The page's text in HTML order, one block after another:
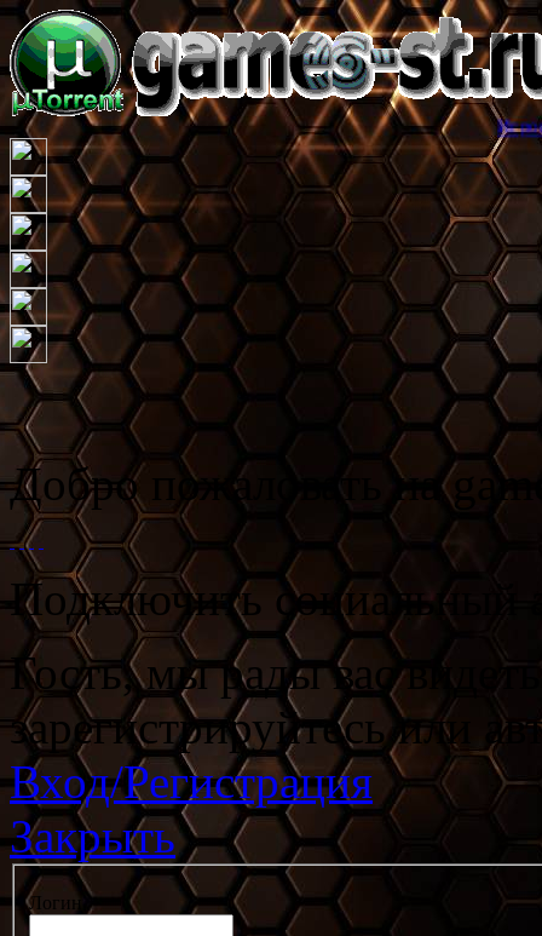
Игровой торрент
Добро пожаловать на
Подключить социальный
Гость, мы рады вас
зарегистрируйтесь или
Вход/Регистрация
Закрыть
Логин